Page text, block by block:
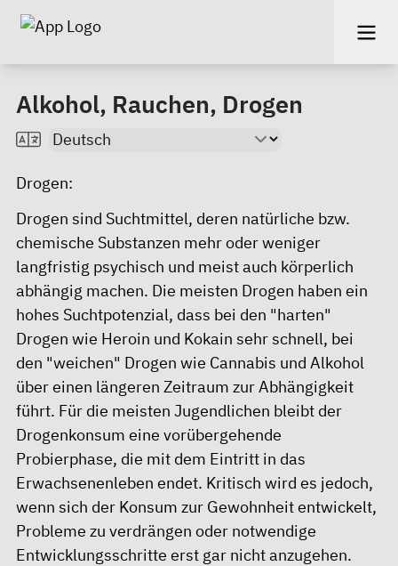
Alkohol, Rauchen, Drogen
Drogen:
Drogen sind Suchtmittel, deren natürliche bzw.
chemische Substanzen mehr oder weniger
langfristig psychisch und meist auch körperlich
abhängig machen. Die meisten Drogen haben ein
hohes Suchtpotenzial, dass bei den "harten"
Drogen wie Heroin und Kokain sehr schnell, bei
den "weichen" Drogen wie Cannabis und Alkohol
über einen längeren Zeitraum zur Abhängigkeit
führt. Für die meisten Jugendlichen bleibt der
Drogenkonsum eine vorübergehende
Probierphase, die mit dem Eintritt in das
Erwachsenenleben endet. Kritisch wird es jedoch,
wenn sich der Konsum zur Gewohnheit entwickelt,
Probleme zu verdrängen oder notwendige
Entwicklungsschritte erst gar nicht anzugehen.